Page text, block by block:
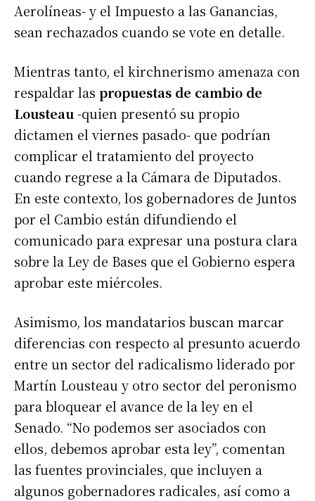
Aerolíneas- y el Impuesto a las Ganancias,
sean rechazados cuando se vote en detalle.
Mientras tanto, el kirchnerismo amenaza con
respaldar las propuestas de cambio de
Lousteau -quien presentó su propio
dictamen el viernes pasado- que podrían
complicar el tratamiento del proyecto
cuando regrese a la Cámara de Diputados.
En este contexto, los gobernadores de Juntos
por el Cambio están difundiendo el
comunicado para expresar una postura clara
sobre la Ley de Bases que el Gobierno espera
aprobar este miércoles.
Asimismo, los mandatarios buscan marcar
diferencias con respecto al presunto acuerdo
entre un sector del radicalismo liderado por
Martín Lousteau y otro sector del peronismo
para bloquear el avance de la ley en el
Senado. “No podemos ser asociados con
ellos, debemos aprobar esta ley”, comentan
las fuentes provinciales, que incluyen a
algunos gobernadores radicales, así como a